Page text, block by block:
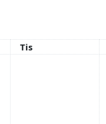
Tisdag
Tis